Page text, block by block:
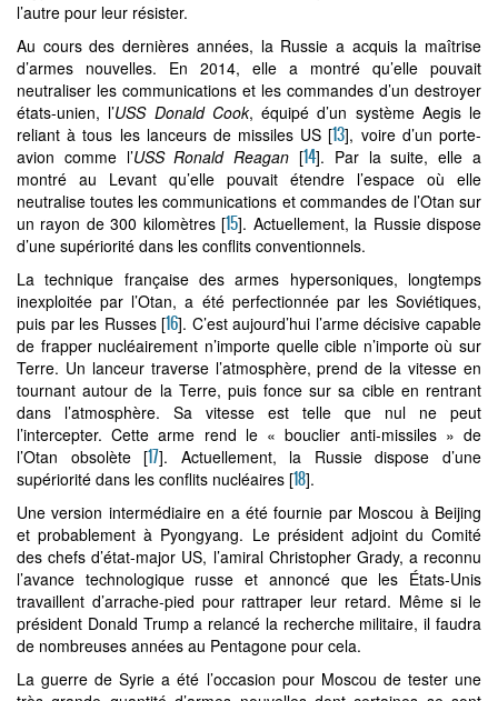
l’autre pour leur résister.
Au cours des dernières années, la Russie a acquis la maîtrise
d’armes nouvelles. En 2014, elle a montré qu’elle pouvait
neutraliser les communications et les commandes d’un destroyer
états-unien, l’USS Donald Cook, équipé d’un système Aegis le
reliant à tous les lanceurs de missiles US [13], voire d’un porte-
avion comme l’USS Ronald Reagan [14]. Par la suite, elle a
montré au Levant qu’elle pouvait étendre l’espace où elle
neutralise toutes les communications et commandes de l’Otan sur
un rayon de 300 kilomètres[15]. Actuellement, la Russie dispose
d’une supériorité dans les conflits conventionnels.
La technique française des armes hypersoniques, longtemps
inexploitée par l’Otan, a été perfectionnée par les Soviétiques,
puis par les Russes[16]. C’est aujourd’hui l’arme décisive capable
de frapper nucléairement n’importe quelle cible n’importe où sur
Terre. Un lanceur traverse l’atmosphère, prend de la vitesse en
tournant autour de la Terre, puis fonce sur sa cible en rentrant
dans l’atmosphère. Sa vitesse est telle que nul ne peut
l’intercepter. Cette arme rend le « bouclier anti-missiles » de
l’Otan obsolète[17]. Actuellement, la Russie dispose d’une
supériorité dans les conflits nucléaires [18].
Une version intermédiaire en a été fournie par Moscou à Beijing
et probablement à Pyongyang. Le président adjoint du Comité
des chefs d’état-major US, l’amiral Christopher Grady, a reconnu
l’avance technologique russe et annoncé que les États-Unis
travaillent d’arrache-pied pour rattraper leur retard. Même si le
président Donald Trump a relancé la recherche militaire, il faudra
de nombreuses années au Pentagone pour cela.
La guerre de Syrie a été l’occasion pour Moscou de tester une